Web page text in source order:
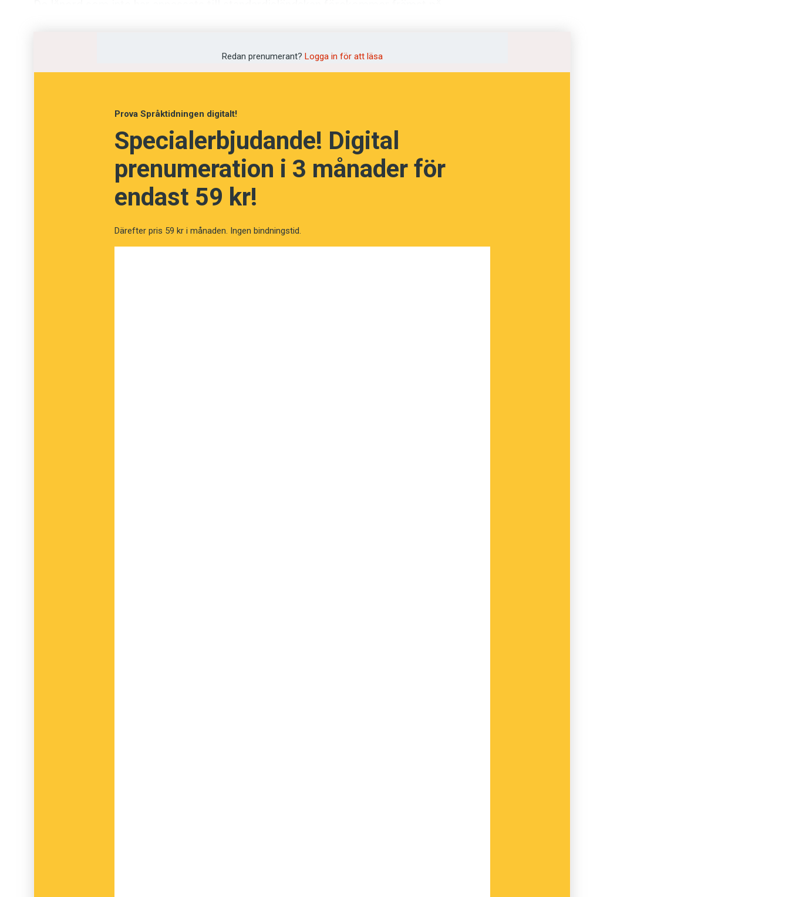
fungerade medierna som ett slags grindvakt för isländsk purism. Ett nära samarbete
med språkvården förde med sig att de få lånord som användes också anpassades
issue,conceptoch plot.
Redan prenumerant? Logga in för att läsa
Prova Språktidningen digitalt!
Specialerbjudande! Digital
prenumeration i 3 månader för
endast 59 kr!
Därefter pris 59 kr i månaden. Ingen bindningstid.